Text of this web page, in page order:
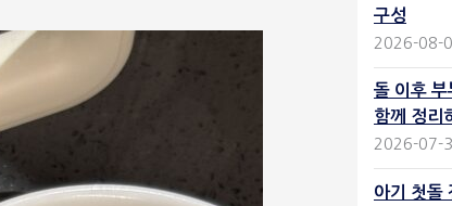
구성
2026-08-
돌 이후 부
함께 정리
2026-07-
아기 첫돌